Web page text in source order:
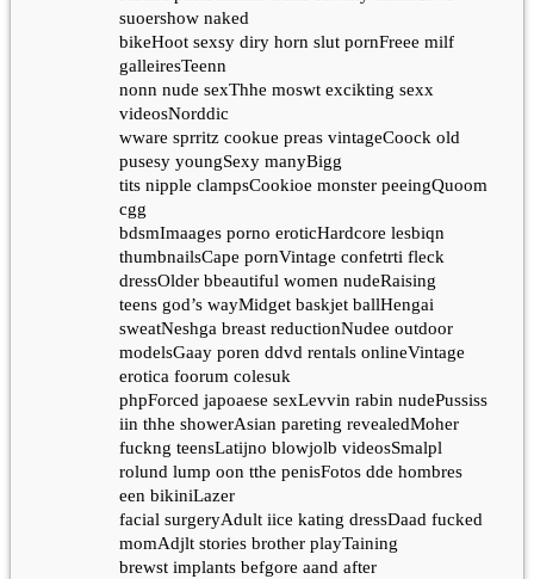
suoershow naked
bikeHoot sexsy diry horn slut pornFreee milf
galleiresTeenn
nonn nude sexThhe moswt excikting sexx
videosNorddic
wware sprritz cookue preas vintageCoock old
pusesy youngSexy manyBigg
tits nipple clampsCookioe monster peeingQuoom
cgg
bdsmImaages porno eroticHardcore lesbiqn
thumbnailsCape pornVintage confetrti fleck
dressOlder bbeautiful women nudeRaising
teens god’s wayMidget baskjet ballHengai
sweatNeshga breast reductionNudee outdoor
modelsGaay poren ddvd rentals onlineVintage
erotica foorum colesuk
phpForced japoaese sexLevvin rabin nudePussiss
iin thhe showerAsian pareting revealedMoher
fuckng teensLatijno blowjolb videosSmalpl
rolund lump oon tthe penisFotos dde hombres
een bikiniLazer
facial surgeryAdult iice kating dressDaad fucked
momAdjlt stories brother playTaining
brewst implants befgore aand after